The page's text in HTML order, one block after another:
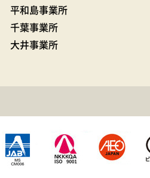
平和島事業所
千葉事業所
大井事業所